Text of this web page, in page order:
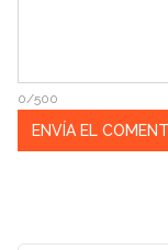
0/500